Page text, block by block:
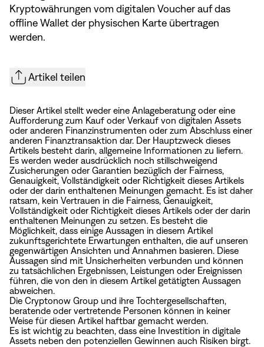
Kryptowährungen vom digitalen Voucher auf das
offline Wallet der physischen Karte übertragen
werden.
Artikel teilen
Dieser Artikel stellt weder eine Anlageberatung oder eine
Aufforderung zum Kauf oder Verkauf von digitalen Assets
oder anderen Finanzinstrumenten oder zum Abschluss einer
anderen Finanztransaktion dar. Der Hauptzweck dieses
Artikels besteht darin, allgemeine Informationen zu liefern.
Es werden weder ausdrücklich noch stillschweigend
Zusicherungen oder Garantien bezüglich der Fairness,
Genauigkeit, Vollständigkeit oder Richtigkeit dieses Artikels
oder der darin enthaltenen Meinungen gemacht. Es ist daher
ratsam, kein Vertrauen in die Fairness, Genauigkeit,
Vollständigkeit oder Richtigkeit dieses Artikels oder der darin
enthaltenen Meinungen zu setzen. Es besteht die
Möglichkeit, dass einige Aussagen in diesem Artikel
zukunftsgerichtete Erwartungen enthalten, die auf unseren
gegenwärtigen Ansichten und Annahmen basieren. Diese
Aussagen sind mit Unsicherheiten verbunden und können
zu tatsächlichen Ergebnissen, Leistungen oder Ereignissen
führen, die von den in diesem Artikel getätigten Aussagen
abweichen.
Die Cryptonow Group und ihre Tochtergesellschaften,
beratende oder vertretende Personen können in keiner
Weise für diesen Artikel haftbar gemacht werden.
Es ist wichtig zu beachten, dass eine Investition in digitale
Assets neben den potenziellen Gewinnen auch Risiken birgt.